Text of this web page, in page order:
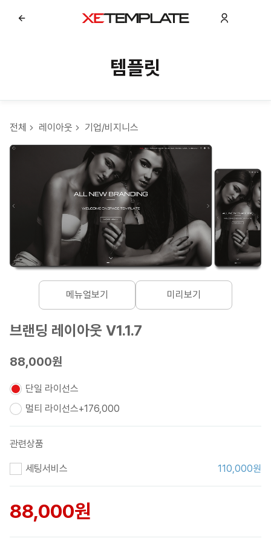
템플릿
전체 레이아웃 기업/비지니스
메뉴얼보기 미리보기
브랜딩 레이아웃 V1.1.7
88,000원
단일 라이선스
멀티 라이선스+176,000
관련상품
세팅서비스 110,000원
88,000원